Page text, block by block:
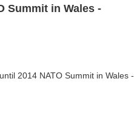
Summit in Wales -